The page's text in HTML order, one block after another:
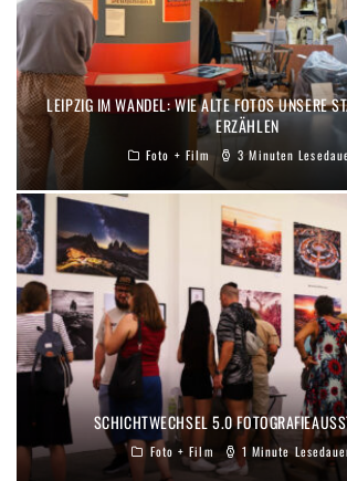
LEIPZIG IM WANDEL: WIE ALTE FOTOS UNSERE
ERZÄHLEN
Foto + Film 3 Minuten
SCHICHTWECHSEL 5.0
Foto + Film 1 Minute